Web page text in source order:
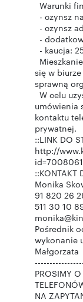
Warunki
- czynsz
- czynsz
-
- kaucja:
się w
sprawną
W celu
umówienia
kontaktu
prywatnej.
::LINK DO
http://
id=7008061
::KONTAKT
Monika
91 820 26
511 30 10
Pośrednik
wykonanie
PROSIMY
NA